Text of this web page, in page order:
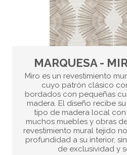
MARQUESA -
Miro es un revestimiento
cuyo patrón clásico
bordados con pequeñas
madera. El diseño recibe
tipo de madera local
muchos muebles y obras
revestimiento mural tejido
profundidad a su interior,
de exclusividad y